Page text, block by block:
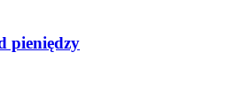
pieniędzy